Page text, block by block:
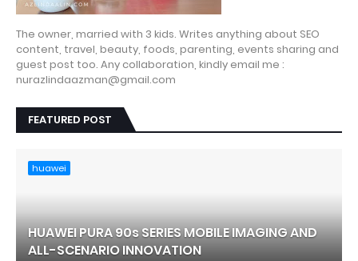
The owner, married with 3 kids. Writes anything about SEO
content, travel, beauty, foods, parenting, events sharing and
guest post too. Any collaboration, kindly email me :
nurazlindaazman@gmail.com
FEATURED POST
huawei
HUAWEI PURA 90s SERIES MOBILE IMAGING AND
ALL-SCENARIO INNOVATION